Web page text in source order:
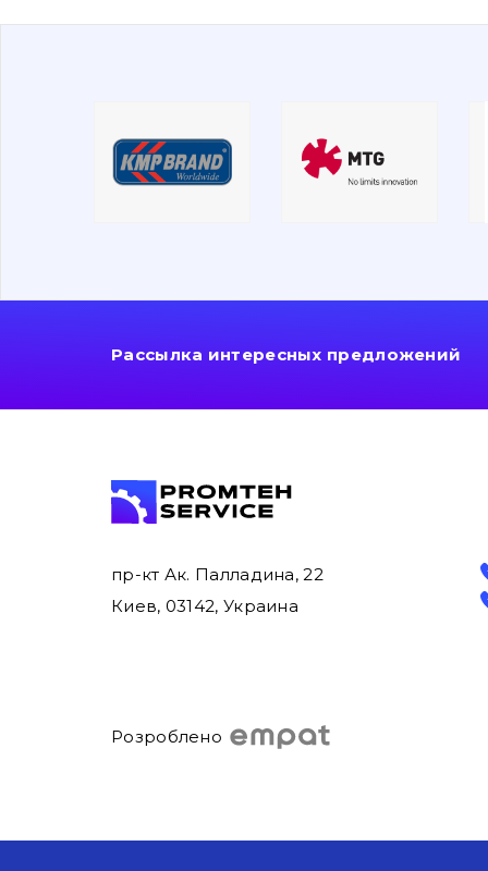
Рассылка интересных предложений
пр-кт Ак. Палладина, 22
Киев, 03142, Украина
Розроблено